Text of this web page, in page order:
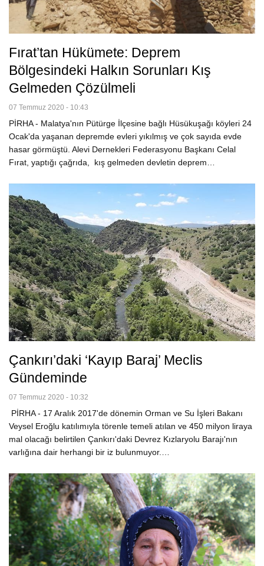
Fırat’tan Hükümete: Deprem
Bölgesindeki Halkın Sorunları Kış
Gelmeden Çözülmeli
07 Temmuz 2020 - 10:43
PİRHA - Malatya'nın Pütürge İlçesine bağlı Hüsükuşağı köyleri 24
Ocak'da yaşanan depremde evleri yıkılmış ve çok sayıda evde
hasar görmüştü. Alevi Dernekleri Federasyonu Başkanı Celal
Fırat, yaptığı çağrıda, kış gelmeden devletin deprem…
Çankırı’daki ‘kayıp Baraj’ Meclis
Gündeminde
07 Temmuz 2020 - 10:32
PİRHA - 17 Aralık 2017'de dönemin Orman ve Su İşleri Bakanı
Veysel Eroğlu katılımıyla törenle temeli atılan ve 450 milyon liraya
mal olacağı belirtilen Çankırı'daki Devrez Kızlaryolu Barajı'nın
varlığına dair herhangi bir iz bulunmuyor.…